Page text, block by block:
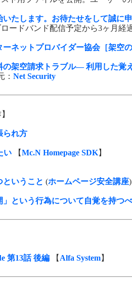
いたします。お待たせをして誠に
ードバンド配信予定から3ヶ月経
ーネットプロバイダー協会［架空
の架空請求トラブル― 利用した
： Net Security
られ方
い 【Mc.N Homepage SDK】
ということ (ホームページ安全講座
」という行為について自覚を持つ
第13話 後編 【 Alfa System】